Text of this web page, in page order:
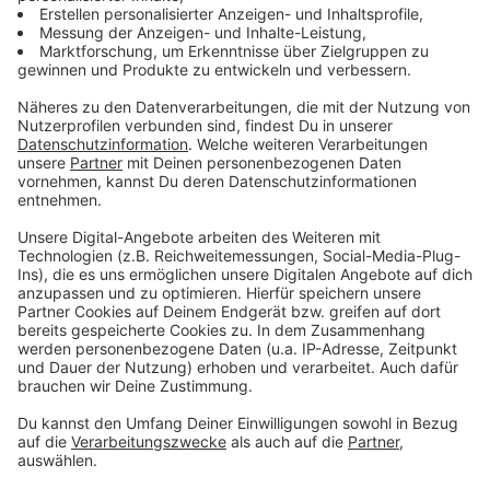
melden sich nicht, weil sie sich schämen. Das gilt vor
allem für Privatleute. Für Unternehmen gilt etwas
anderes: Manche Firmen befürchten, dass sie sie
offenlegen müssen, wenn sie Opfer eines Betrugs
geworden sind.
Anzeige
©picture alliance/dpa | Frank Rumpenhorst
Immer häufiger und drastischer werden Menschen
online abgezockt.
Anzeige
Cyberkriminalität: Kaum Täter können